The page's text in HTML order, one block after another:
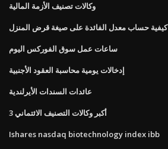
وكالات تصنيف الأزمة المالية
كيفية حساب معدل الفائدة على صيغة قرض المنزل
ساعات عمل سوق الفوركس اليوم
إدخالات يومية محاسبة العقود الأجنبية
عائدات السندات الأيرلندية
3 أكبر وكالات التصنيف الائتماني
Ishares nasdaq biotechnology index ibb